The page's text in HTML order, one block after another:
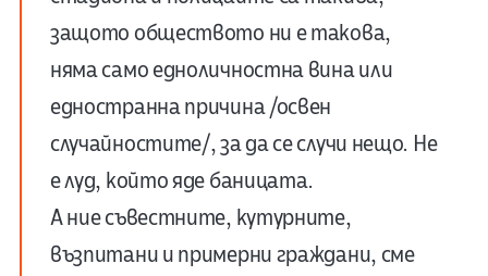
защото обществото ни е такова,
няма само едноличностна вина или
едностранна причина /освен
случайностите/, за да се случи нещо. Не
е луд, който яде баницата.
А ние съвестните, кутурните,
възпитани и примерни граждани, сме